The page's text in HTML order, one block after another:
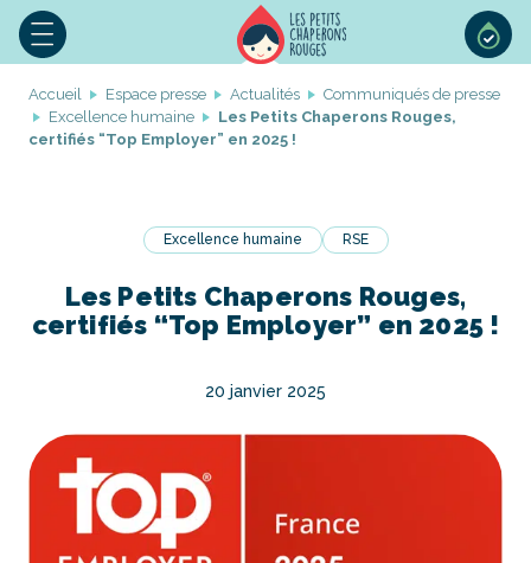
Accueil Espace presse Actualités
Communiqués de presse
Excellence humaine
Les Petits Chaperons Rouges,
certifiés “Top Employer” en 2025 !
Excellence humaine RSE
Les Petits Chaperons Rouges,
certifiés “Top Employer” en 2025 !
20 janvier 2025